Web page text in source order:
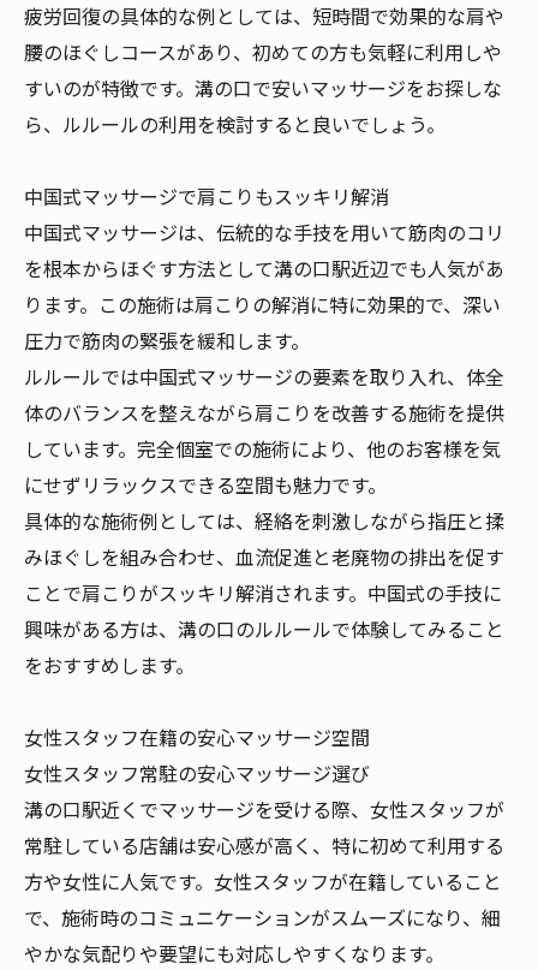
疲労回復の具体的な例としては、短時間で効果的な肩や
腰のほぐしコースがあり、初めての方も気軽に利用しや
すいのが特徴です。溝の口で安いマッサージをお探しな
ら、ルルールの利用を検討すると良いでしょう。
中国式マッサージで肩こりもスッキリ解消
中国式マッサージは、伝統的な手技を用いて筋肉のコリ
を根本からほぐす方法として溝の口駅近辺でも人気があ
ります。この施術は肩こりの解消に特に効果的で、深い
圧力で筋肉の緊張を緩和します。
ルルールでは中国式マッサージの要素を取り入れ、体全
体のバランスを整えながら肩こりを改善する施術を提供
しています。完全個室での施術により、他のお客様を気
にせずリラックスできる空間も魅力です。
具体的な施術例としては、経絡を刺激しながら指圧と揉
みほぐしを組み合わせ、血流促進と老廃物の排出を促す
ことで肩こりがスッキリ解消されます。中国式の手技に
興味がある方は、溝の口のルルールで体験してみること
をおすすめします。
女性スタッフ在籍の安心マッサージ空間
女性スタッフ常駐の安心マッサージ選び
溝の口駅近くでマッサージを受ける際、女性スタッフが
常駐している店舗は安心感が高く、特に初めて利用する
方や女性に人気です。女性スタッフが在籍していること
で、施術時のコミュニケーションがスムーズになり、細
やかな気配りや要望にも対応しやすくなります。